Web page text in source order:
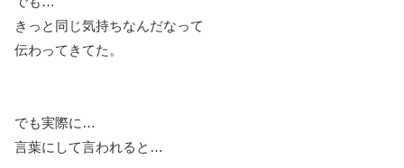
きっと同じ気持ちなんだなって
伝わってきてた。
でも実際に…
言葉にして言われると…